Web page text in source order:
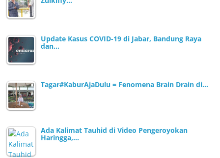
Update Kasus COVID-19 di Jabar, Bandung Raya
dan…
Tagar#KaburAjaDulu = Fenomena Brain Drain di…
Ada Kalimat Tauhid di Video Pengeroyokan
Haringga,…